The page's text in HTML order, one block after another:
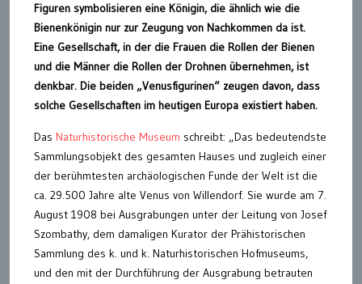
Figuren symbolisieren eine Königin, die ähnlich wie die
Bienenkönigin nur zur Zeugung von Nachkommen da ist.
Eine Gesellschaft, in der die Frauen die Rollen der Bienen
und die Männer die Rollen der Drohnen übernehmen, ist
denkbar. Die beiden „Venusfigurinen“ zeugen davon, dass
solche Gesellschaften im heutigen Europa existiert haben.
Das Naturhistorische Museum schreibt: „Das bedeutendste
Sammlungsobjekt des gesamten Hauses und zugleich einer
der berühmtesten archäologischen Funde der Welt ist die
ca. 29.500 Jahre alte Venus von Willendorf. Sie wurde am 7.
August 1908 bei Ausgrabungen unter der Leitung von Josef
Szombathy, dem damaligen Kurator der Prähistorischen
Sammlung des k. und k. Naturhistorischen Hofmuseums,
und den mit der Durchführung der Ausgrabung betrauten